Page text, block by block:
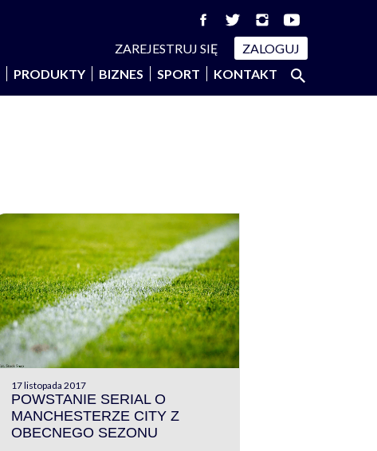
ZAREJESTRUJ SIĘ
ZALOGUJ
PRODUKTY BIZNES SPORT KONTAKT Szukaj:
SZUKAJ
17 listopada 2017
POWSTANIE SERIAL O
MANCHESTERZE CITY Z
OBECNEGO SEZONU